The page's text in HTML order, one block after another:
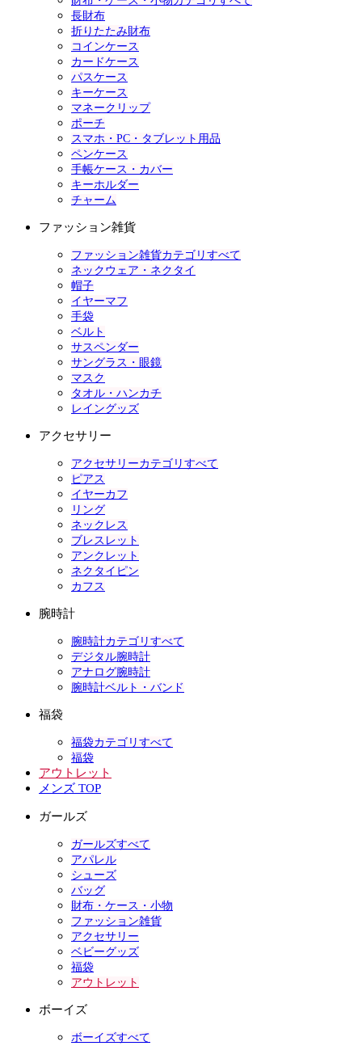
長財布
折りたたみ財布
コインケース
カードケース
パスケース
キーケース
マネークリップ
ポーチ
スマホ・PC・タブレット用品
ペンケース
手帳ケース・カバー
キーホルダー
チャーム
ファッション雑貨
ファッション雑貨カテゴリすべて
ネックウェア・ネクタイ
帽子
イヤーマフ
手袋
ベルト
サスペンダー
サングラス・眼鏡
マスク
タオル・ハンカチ
レイングッズ
アクセサリー
アクセサリーカテゴリすべて
ピアス
イヤーカフ
リング
ネックレス
ブレスレット
アンクレット
ネクタイピン
カフス
腕時計
腕時計カテゴリすべて
デジタル腕時計
アナログ腕時計
腕時計ベルト・バンド
福袋
福袋カテゴリすべて
福袋
アウトレット
メンズ TOP
ガールズ
ガールズすべて
アパレル
シューズ
バッグ
財布・ケース・小物
ファッション雑貨
アクセサリー
ベビーグッズ
福袋
アウトレット
ボーイズ
ボーイズすべて